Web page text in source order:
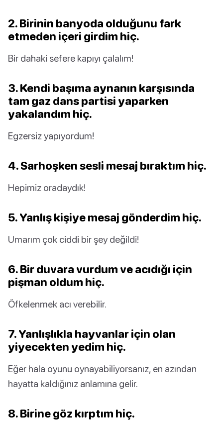
2. Birinin banyoda olduğunu fark
etmeden içeri girdim hiç.
Bir dahaki sefere kapıyı çalalım!
3. Kendi başıma aynanın karşısında
tam gaz dans partisi yaparken
yakalandım hiç.
Egzersiz yapıyordum!
4. Sarhoşken sesli mesaj bıraktım hiç.
Hepimiz oradaydık!
5. Yanlış kişiye mesaj gönderdim hiç.
Umarım çok ciddi bir şey değildi!
6. Bir duvara vurdum ve acıdığı için
pişman oldum hiç.
Öfkelenmek acı verebilir.
7. Yanlışlıkla hayvanlar için olan
yiyecekten yedim hiç.
Eğer hala oyunu oynayabiliyorsanız, en azından
hayatta kaldığınız anlamına gelir.
8. Birine göz kırptım hiç.